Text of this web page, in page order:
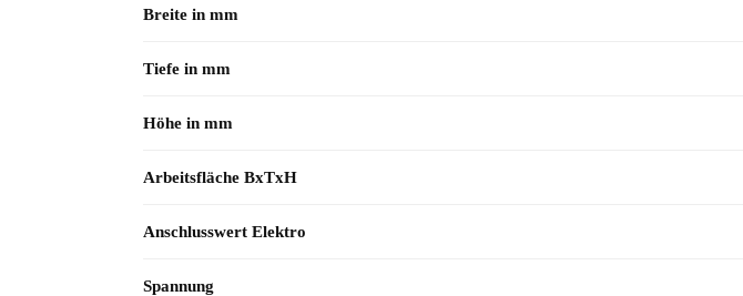
Breite in mm
Tiefe in mm
Höhe in mm
Arbeitsfläche BxTxH
Anschlusswert Elektro
Spannung